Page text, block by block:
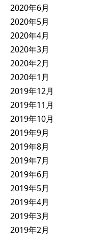
2020年6月
2020年5月
2020年4月
2020年3月
2020年2月
2020年1月
2019年12月
2019年11月
2019年10月
2019年9月
2019年8月
2019年7月
2019年6月
2019年5月
2019年4月
2019年3月
2019年2月